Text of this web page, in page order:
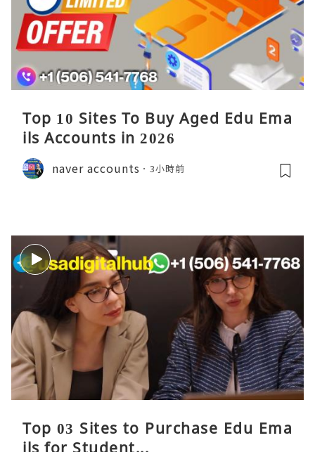
Top 10 Sites To Buy Aged Edu Ema
ils Accounts in 2026
naver accounts 3小時前
Top 03 Sites to Purchase Edu Ema
ils for Student,,,